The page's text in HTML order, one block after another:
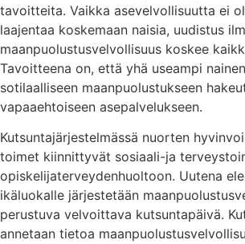
tavoitteita. Vaikka asevelvollisuutta ei
laajentaa koskemaan naisia, uudistus
maanpuolustusvelvollisuus koskee
Tavoitteena on, että yhä useampi
sotilaalliseen maanpuolustukseen
vapaaehtoiseen asepalvelukseen.
Kutsuntajärjestelmässä nuorten
toimet kiinnittyvät sosiaali-ja
opiskelijaterveydenhuoltoon. Uutena
ikäluokalle järjestetään
perustuva velvoittava kutsuntapäivä.
annetaan tietoa